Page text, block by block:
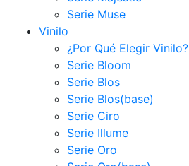
Serie Muse
Vinilo
¿Por Qué Elegir Vinilo?
Serie Bloom
Serie Blos
Serie Blos(base)
Serie Ciro
Serie Illume
Serie Oro